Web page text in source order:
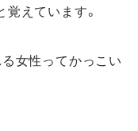
えています。
女性ってかっこい